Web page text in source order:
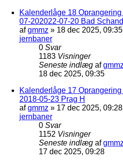
Kalenderlåge 18
07-202022-07-20 Bad
afgmmz » 18 dec 2025, 09:35
jernbaner
0 Svar
1183 Visninger
Seneste indlæg afgmmz
18 dec 2025, 09:35
Kalenderlåge 17
2018-05-23 Prag H
afgmmz » 17 dec 2025, 09:28
jernbaner
0 Svar
1152 Visninger
Seneste indlæg afgmmz
17 dec 2025, 09:28